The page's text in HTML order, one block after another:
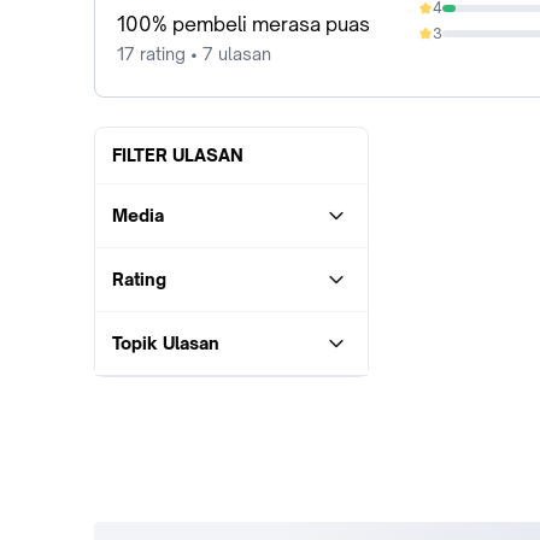
100% pembeli merasa puas
17 rating • 7 ulasan
4
5.88%
3
0%
FILTER ULASAN
Media
Rating
Topik Ulasan